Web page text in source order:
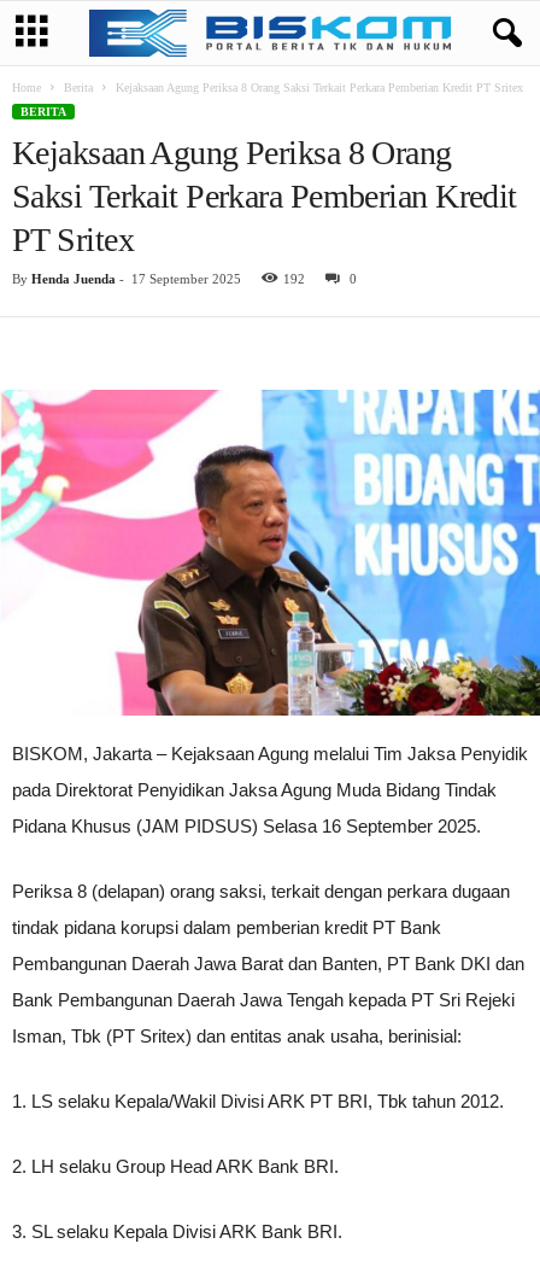
Home Berita
Kejaksaan Agung Periksa 8 Orang Saksi Terkait Perkara Pemberian Kredit PT Sritex
BERITA
Kejaksaan Agung Periksa 8 Orang
Saksi Terkait Perkara Pemberian Kredit
PT Sritex
By Henda Juenda - 17 September 2025 192 0
BISKOM, Jakarta – Kejaksaan Agung melalui Tim Jaksa Penyidik
pada Direktorat Penyidikan Jaksa Agung Muda Bidang Tindak
Pidana Khusus (JAM PIDSUS) Selasa 16 September 2025.
Periksa 8 (delapan) orang saksi, terkait dengan perkara dugaan
tindak pidana korupsi dalam pemberian kredit PT Bank
Pembangunan Daerah Jawa Barat dan Banten, PT Bank DKI dan
Bank Pembangunan Daerah Jawa Tengah kepada PT Sri Rejeki
Isman, Tbk (PT Sritex) dan entitas anak usaha, berinisial:
1. LS selaku Kepala/Wakil Divisi ARK PT BRI, Tbk tahun 2012.
2. LH selaku Group Head ARK Bank BRI.
3. SL selaku Kepala Divisi ARK Bank BRI.